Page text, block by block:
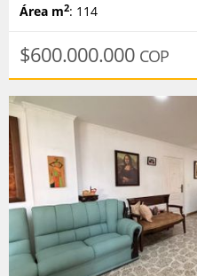
Área m2: 114
$600.000.000 COP